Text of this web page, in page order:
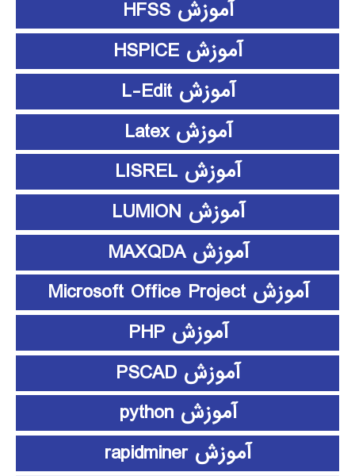
آموزش HFSS
آموزش HSPICE
آموزش L-Edit
آموزش Latex
آموزش LISREL
آموزش LUMION
آموزش MAXQDA
آموزش Microsoft Office Project
آموزش PHP
آموزش PSCAD
آموزش python
آموزش rapidminer